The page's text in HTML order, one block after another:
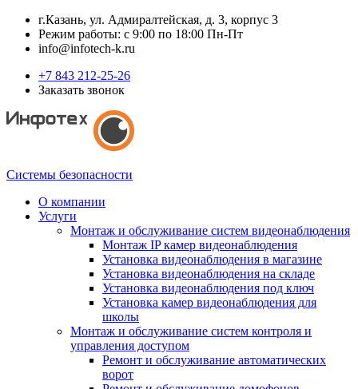
г.Казань, ул. Адмиралтейская, д. 3, корпус 3
Режим работы: с 9:00 по 18:00 Пн-Пт
info@infotech-k.ru
+7 843 212-25-26
Заказать звонок
Системы безопасности
О компании
Услуги
Монтаж и обслуживание систем видеонаблюдения
Монтаж IP камер видеонаблюдения
Установка видеонаблюдения в магазине
Установка видеонаблюдения на складе
Установка видеонаблюдения под ключ
Установка камер видеонаблюдения для
школы
Монтаж и обслуживание систем контроля и
управления доступом
Ремонт и обслуживание автоматических
ворот